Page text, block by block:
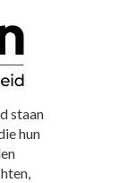
staan
hun